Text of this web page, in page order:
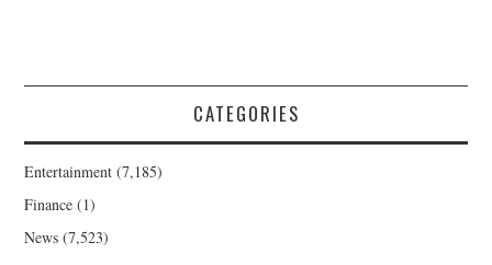
CATEGORIES
Entertainment (7,185)
Finance (1)
News (7,523)